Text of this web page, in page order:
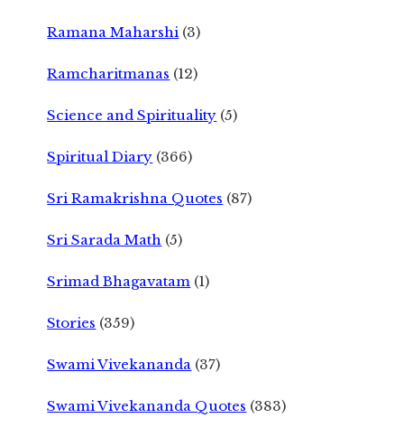
Ramana Maharshi (3)
Ramcharitmanas (12)
Science and Spirituality (5)
Spiritual Diary (366)
Sri Ramakrishna Quotes (87)
Sri Sarada Math (5)
Srimad Bhagavatam (1)
Stories (359)
Swami Vivekananda (37)
Swami Vivekananda Quotes (383)